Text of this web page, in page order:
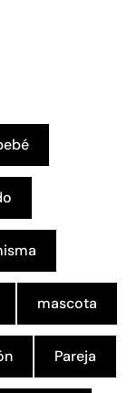
mascota
Pareja